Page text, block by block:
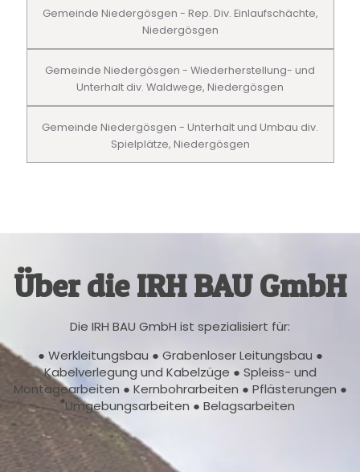
Gemeinde Niedergösgen - Rep. Div. Einlaufschächte,
Niedergösgen
Gemeinde Niedergösgen - Wiederherstellung- und
Unterhalt div. Waldwege, Niedergösgen
Gemeinde Niedergösgen - Unterhalt und Umbau div.
Spielplätze, Niedergösgen
Über die IRH BAU GmbH
Die IRH BAU GmbH ist spezialisiert für:
● Werkleitungsbau ● Grabenloser Leitungsbau ●
Kabelverlegung und Kabelzüge ● Spleiss- und
Montagearbeiten ● Kernbohrarbeiten ● Pflästerungen ●
Umgebungsarbeiten ● Belagsarbeiten